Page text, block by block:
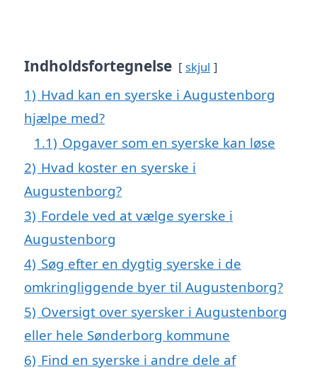
Indholdsfortegnelse skjul
1) Hvad kan en syerske i Augustenborg
hjælpe med?
1.1) Opgaver som en syerske kan løse
2) Hvad koster en syerske i
Augustenborg?
3) Fordele ved at vælge syerske i
Augustenborg
4) Søg efter en dygtig syerske i de
omkringliggende byer til Augustenborg?
5) Oversigt over syersker i Augustenborg
eller hele Sønderborg kommune
6) Find en syerske i andre dele af